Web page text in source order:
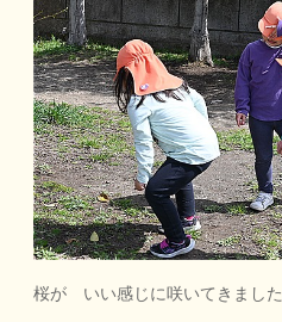
桜が いい感じに咲いてきました